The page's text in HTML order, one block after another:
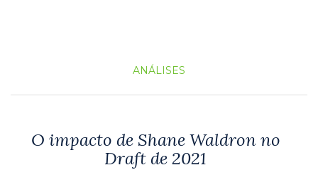
ANÁLISES
O impacto de Shane Waldron no
Draft de 2021